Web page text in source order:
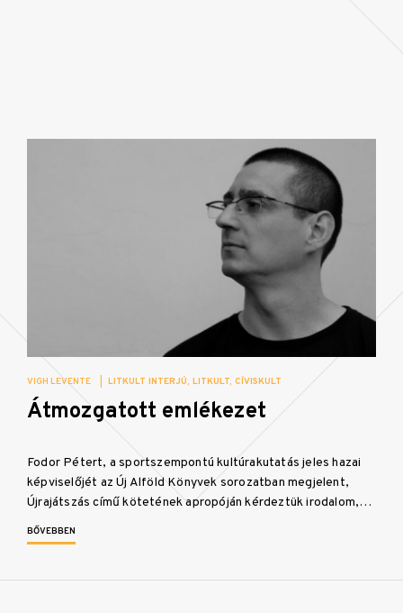
VIGH LEVENTE LITKULT INTERJÚ LITKULT CÍVISKULT
Átmozgatott emlékezet
Fodor Pétert, a sportszempontú kultúrakutatás jeles hazai
képviselőjét az Új Alföld Könyvek sorozatban megjelent,
Újrajátszás című kötetének apropóján kérdeztük irodalom,…
BŐVEBBEN